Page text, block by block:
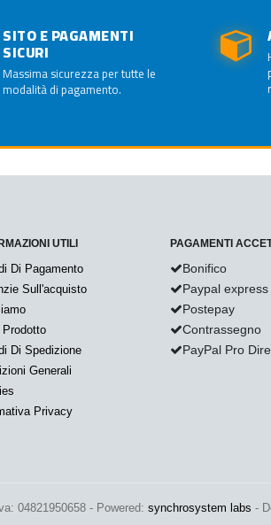
SITO E PAGAMENTI
SICURI
Massima sicurezza per tutte le
modalità di pagamento.
UTILI
Di Pagamento
Sull'acquisto
Prodotto
Di Spedizione
Generali
Privacy
PAGAMENTI
Bonifico
Paypal express
Postepay
Contrassegno
PayPal Pro
04821950658 - Powered: synchrosystem labs -